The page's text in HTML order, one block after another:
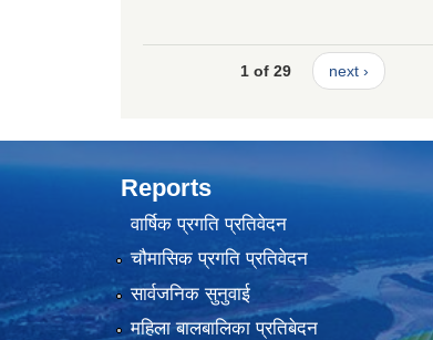
1 of 29 next ›
Reports
वार्षिक प्रगति प्रतिवेदन
चौमासिक प्रगति प्रतिवेदन
सार्वजनिक सुनुवाई
महिला बालबालिका प्रतिबेदन